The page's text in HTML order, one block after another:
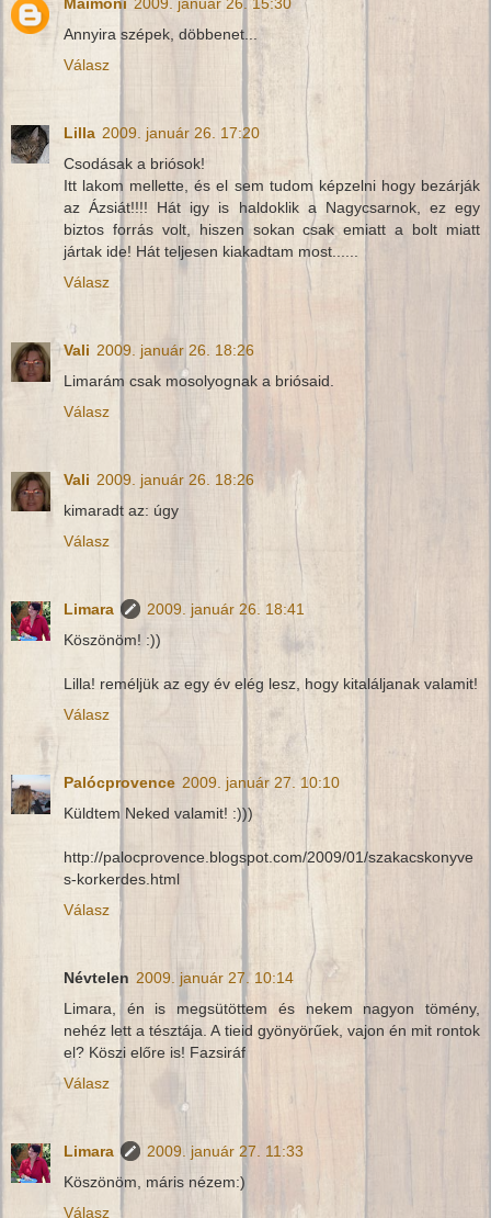
Annyira szépek, döbbenet...
Válasz
Lilla 2009. január 26. 17:20
Csodásak a briósok!
Itt lakom mellette, és el sem tudom képzelni hogy bezárják
az Ázsiát!!!! Hát igy is haldoklik a Nagycsarnok, ez egy
biztos forrás volt, hiszen sokan csak emiatt a bolt miatt
jártak ide! Hát teljesen kiakadtam most......
Válasz
Vali 2009. január 26. 18:26
Limarám csak mosolyognak a briósaid.
Válasz
Vali 2009. január 26. 18:26
kimaradt az: úgy
Válasz
Limara
2009. január 26. 18:41
Köszönöm! :))
Lilla! reméljük az egy év elég lesz, hogy kitaláljanak valamit!
Válasz
Palócprovence 2009. január 27. 10:10
Küldtem Neked valamit! :)))
http://palocprovence.blogspot.com/2009/01/szakacskonyve
s-korkerdes.html
Válasz
Névtelen 2009. január 27. 10:14
Limara, én is megsütöttem és nekem nagyon tömény,
nehéz lett a tésztája. A tieid gyönyörűek, vajon én mit rontok
el? Köszi előre is! Fazsiráf
Válasz
Limara
2009. január 27. 11:33
Köszönöm, máris nézem:)
Válasz